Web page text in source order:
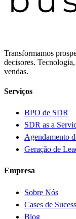
Transformamos
decisores.
vendas.
Serviços
BPO de SDR
SDR as a
Agendamento
Geração de
Empresa
Sobre Nós
Cases de
Blog